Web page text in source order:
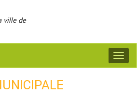
ville de
Menu